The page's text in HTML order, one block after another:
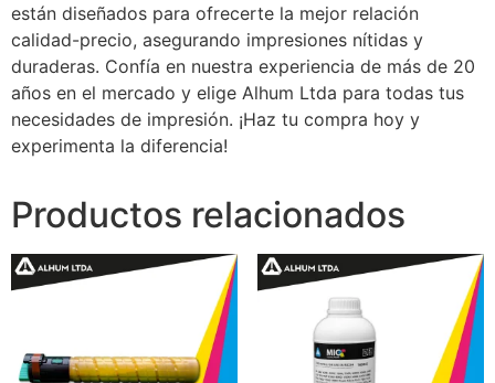
están diseñados para ofrecerte la mejor relación
calidad-precio, asegurando impresiones nítidas y
duraderas. Confía en nuestra experiencia de más de 20
años en el mercado y elige Alhum Ltda para todas tus
necesidades de impresión. ¡Haz tu compra hoy y
experimenta la diferencia!
Productos relacionados